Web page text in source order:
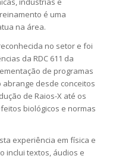
é uma
na área.
no setor e foi
da RDC 611 da
de programas
desde conceitos
de Raios-X até os
biológicos e normas
experiência em física e
inclui textos, áudios e